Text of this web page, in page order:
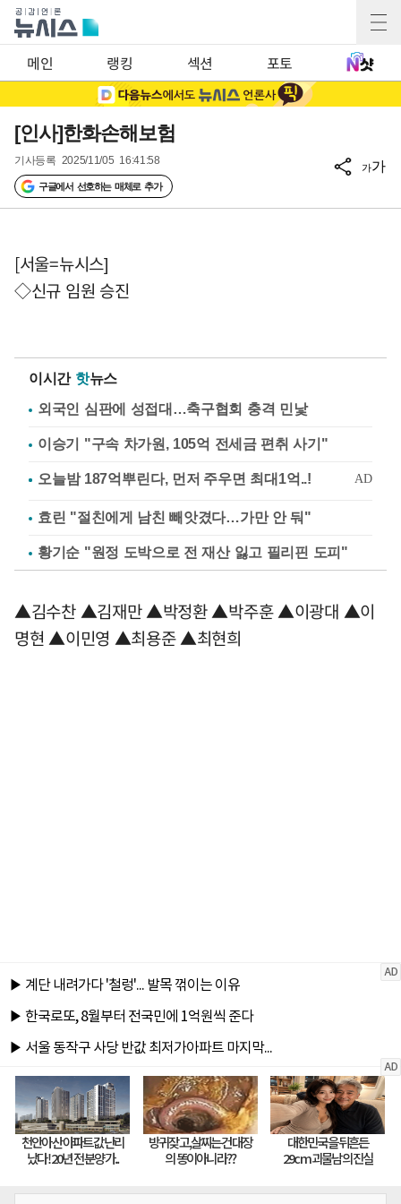
메인 랭킹 섹션 포토
[인사]한화손해보험
기사등록 2025/11/05 16:41:58
구글에서 선호하는 매체로 추가
가가
[서울=뉴시스]
◇신규 임원 승진
이시간 핫뉴스
외국인 심판에 성접대…축구협회 충격 민낯
이승기 "구속 차가원, 105억 전세금 편취 사기"
효린 "절친에게 남친 빼앗겼다…가만 안 둬"
황기순 "원정 도박으로 전 재산 잃고 필리핀 도피"
▲김수찬 ▲김재만 ▲박정환 ▲박주훈 ▲이광대 ▲이
명현 ▲이민영 ▲최용준 ▲최현희